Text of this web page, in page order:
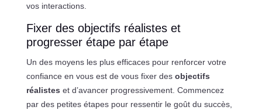
vos interactions.
Fixer des objectifs réalistes et
progresser étape par étape
Un des moyens les plus efficaces pour renforcer votre
confiance en vous est de vous fixer des objectifs
réalistes et d’avancer progressivement. Commencez
par des petites étapes pour ressentir le goût du succès,